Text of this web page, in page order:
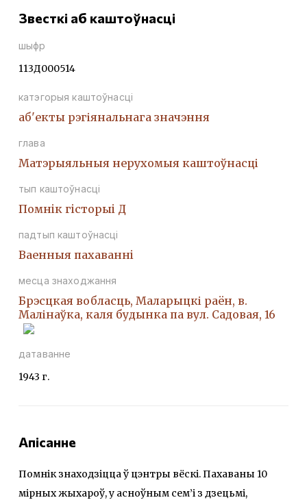
Звесткі аб каштоўнасці
шыфр
113Д000514
катэгорыя каштоўнасці
аб'екты рэгіянальнага значэння
глава
Матэрыяльныя нерухомыя каштоўнасці
тып каштоўнасці
Помнiк гiсторыi Д
падтып каштоўнасці
Ваенныя пахаваннi
месца знаходжання
Брэсцкая вобласць, Маларыцкі раён, в.
Малінаўка, каля будынка па вул. Садовая, 16
датаванне
1943 г.
Апісанне
Помнік знаходзіцца ў цэнтры вёскі. Пахаваны 10
мірных жыхароў, у асноўным сем’і з дзецьмі,